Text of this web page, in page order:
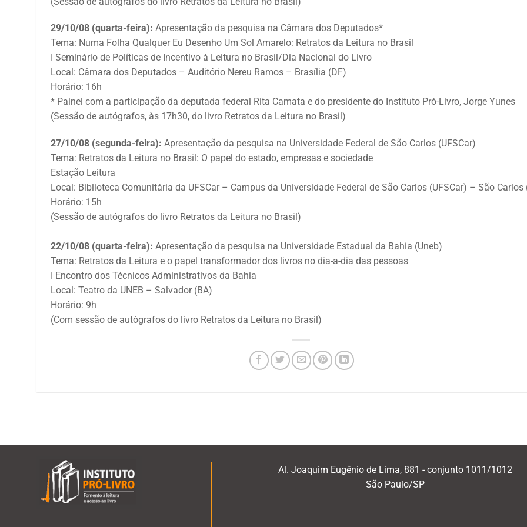
29/10/08 (quarta-feira): Apresentação da pesquisa na Câmara dos Deputados*
Tema: Numa Folha Qualquer Eu Desenho Um Sol Amarelo: Retratos da Leitura no Brasil
I Seminário de Políticas de Incentivo à Leitura no Brasil/Dia Nacional do Livro
Local: Câmara dos Deputados – Auditório Nereu Ramos – Brasília (DF)
Horário: 16h
* Painel com a participação da deputada federal Rita Camata e do presidente do Instituto Pró-Livro, Jorge Yunes
(Sessão de autógrafos, às 17h30, do livro Retratos da Leitura no Brasil)
27/10/08 (segunda-feira): Apresentação da pesquisa na Universidade Federal de São Carlos (UFSCar)
Tema: Retratos da Leitura no Brasil: O papel do estado, empresas e sociedade
Estação Leitura
Local: Biblioteca Comunitária da UFSCar – Campus da Universidade Federal de São Carlos (UFSCar) – São Carlos
Horário: 15h
(Sessão de autógrafos do livro Retratos da Leitura no Brasil)
22/10/08 (quarta-feira): Apresentação da pesquisa na Universidade Estadual da Bahia (Uneb)
Tema: Retratos da Leitura e o papel transformador dos livros no dia-a-dia das pessoas
I Encontro dos Técnicos Administrativos da Bahia
Local: Teatro da UNEB – Salvador (BA)
Horário: 9h
(Com sessão de autógrafos do livro Retratos da Leitura no Brasil)
Al. Joaquim Eugênio de Lima, 881 - conjunto 1011/1012
São Paulo/SP